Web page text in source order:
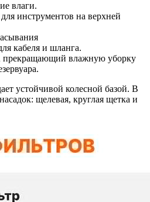
влаги.
инструментов на верхней
кабеля и шланга.
прекращающий влажную уборку
устойчивой колесной базой. В
щелевая, круглая щетка и